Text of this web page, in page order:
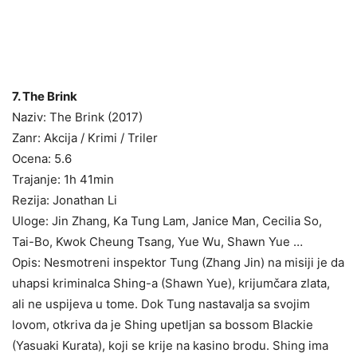
7. The Brink
Naziv: The Brink (2017)
Zanr: Akcija / Krimi / Triler
Ocena: 5.6
Trajanje: 1h 41min
Rezija: Jonathan Li
Uloge: Jin Zhang, Ka Tung Lam, Janice Man, Cecilia So,
Tai-Bo, Kwok Cheung Tsang, Yue Wu, Shawn Yue …
Opis: Nesmotreni inspektor Tung (Zhang Jin) na misiji je da
uhapsi kriminalca Shing-a (Shawn Yue), krijumčara zlata,
ali ne uspijeva u tome. Dok Tung nastavalja sa svojim
lovom, otkriva da je Shing upetljan sa bossom Blackie
(Yasuaki Kurata), koji se krije na kasino brodu. Shing ima